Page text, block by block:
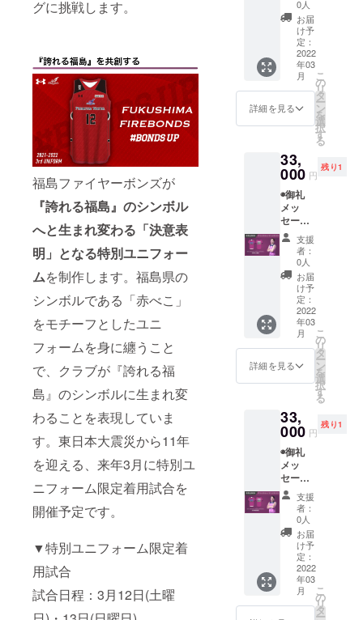
グに挑戦します。
福島ファイヤーボンズが
『誇れる福島』のシンボル
へと生まれ変わる「決意表
明」となる特別ユニフォー
ムを制作します。福島県の
シンボルである「赤べこ」
をモチーフとしたユニ
フォームを身に纏うこと
で、クラブが『誇れる福
島』のシンボルに生まれ変
わることを表現していま
す。東日本大震災から11年
を迎える、来年3月に特別ユ
ニフォーム限定着用試合を
開催予定です。
▼特別ユニフォーム限定着
用試合
試合日程：3月12日(土曜
望を1冊
にまと
めます ◉
非売品
シュー
ティン
グシャ
ツ (半
袖)
テッ
カー
◉BOND
S UP ス
トー
リー
ブック
(2013-
2022)
福島
ファイ
ヤーボ
ンズの8
年間の
歩みや
これか
らの展
望を1冊
にまと
めます ◉
全選手
直筆サ
イン入
り色紙
＋応援
グッズ
マフ
ラータ
オル -
Ｔシャ
ツ (迷
彩) - ツ
インス
ティッ
クメガ
ホン
画デー
タ送付)
◉福島
ファイ
ヤーボ
ンズ公
式HPに
名前掲
載 ※支
援時に
にご希
望のお
名前を
ご記入
くださ
い
◉BOND
S UP ス
テッ
カー
◉BOND
S UP ス
トー
リー
ブック
(2013-
2022)
福島
ファイ
ヤーボ
ンズの8
年間の
歩みや
これか
らの展
望を1冊
にまと
めます ◉
直筆サ
イン入
り非売
シュー
0人
お届
け予
定：
2022
年03
月
詳細を見る
こ
の
リ
タ
ー
ン
を
選
択
す
る
33,
000 円
残り1
◉御礼
メッ
セージ
動画
(メール
にて動
画デー
タ送付)
◉福島
ファイ
ヤーボ
ンズ公
式HPに
名前掲
載 ※支
援時に
にご希
望のお
名前を
ご記入
くださ
い
◉BOND
S UP ス
テッ
カー
◉BOND
S UP ス
トー
リー
ブック
(2013-
支援
者：
0人
お届
け予
定：
2022
年03
月
詳細を見る
こ
の
リ
タ
ー
ン
を
選
択
す
る
33,
000 円
残り1
◉御礼
メッ
セージ
動画
(メール
にて動
画デー
タ送付)
◉福島
ファイ
ヤーボ
ンズ公
式HPに
支援
者：
0人
お届
け予
定：
2022
年03
月
こ
の
リ
タ
ー